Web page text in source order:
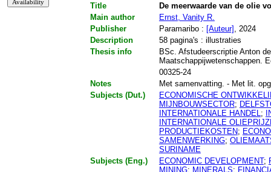
Title
De meerwaarde van de olie
Main author
Ernst, Vanity R.
Publisher
Paramaribo : [Auteur]
, 2024
Description
58 pagina's : illustraties
Thesis info
BSc. Afstudeerscriptie Anton
Maatschappijwetenschappen.
00325-24
Notes
Met samenvatting. - Met lit.
Subjects (Dut.)
ECONOMISCHE
MIJNBOUWSECTOR;
INTERNATIONALE HANDEL ;
INTERNATIONALE
PRODUCTIEKOSTEN;
SAMENWERKING;
SURINAME
Subjects (Eng.)
ECONOMIC DEVELOPMENT;
MINING; MINERALS;